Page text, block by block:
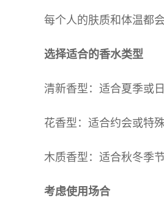
每个人的肤质和体温都
选择适合的香水类型
清新香型：适合夏季或
花香型：适合约会或特
木质香型：适合秋冬季
考虑使用场合